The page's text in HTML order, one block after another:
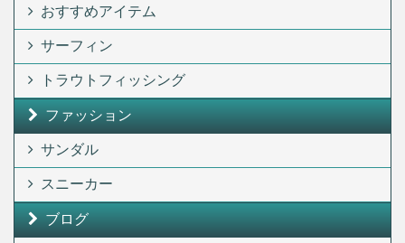
おすすめアイテム
サーフィン
トラウトフィッシング
ファッション
サンダル
スニーカー
ブログ